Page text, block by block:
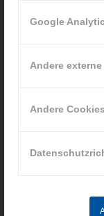
Google
Andere
Andere Cookies
Datenschutz